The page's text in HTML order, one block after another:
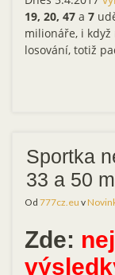
19, 20, 47 a 7
milionáře, i
losování, totiž
Sportka
33 a 50
Od 777cz.eu v
Zde: